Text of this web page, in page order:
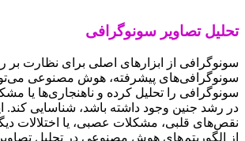
تحلیل تصاویر سونوگرافی
سونوگرافی از ابزارهای اصلی برای نظارت
سونوگرافی‌های پیشرفته، هوش مصنوعی
سونوگرافی را تحلیل کرده و ناهنجاری‌ها یا
در رشد جنین وجود داشته باشد، شناسایی
نقص‌های قلبی، مشکلات عصبی، یا اختلالات
از الگوریتم‌های هوش مصنوعی در تحلیل